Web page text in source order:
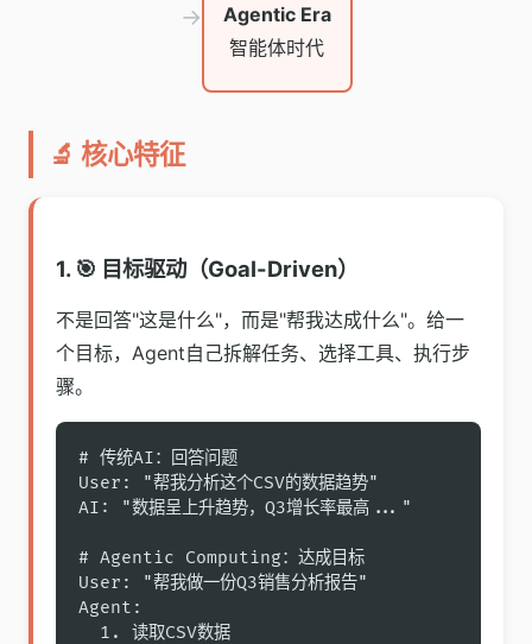
→
Agentic Era
智能体时代
🔬 核心特征
1. 🎯 目标驱动（Goal-Driven）
不是回答"这是什么"，而是"帮我达成什么"。给一
个目标，Agent自己拆解任务、选择工具、执行步
骤。
# 传统AI：回答问题
User: "帮我分析这个CSV的数据趋势"
AI: "数据呈上升趋势，Q3增长率最高..."
# Agentic Computing：达成目标
User: "帮我做一份Q3销售分析报告"
Agent:
  1. 读取CSV数据